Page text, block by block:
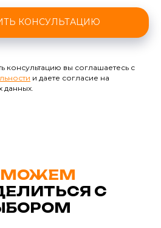
КОНСУЛЬТАЦИЮ
консультацию вы соглашаетесь с
и даете согласие на
С